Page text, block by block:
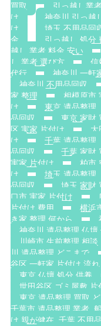
買取
引っ越し業
け
神奈川 引っ越
け
埼玉 不用品回
金
引っ越し 処分
越し 業者 料金 安い
し 業者 選び方
信
代行
神奈川 一軒
神奈川 不用品回収
家 整理
相模原市
け
東京 遺品整理
品回収
東京 家財
区 実家 片付け
大
け
千葉 遺品整理
品回収
千葉 家財
実家 片付け
柏市
け
埼玉 遺品整理
品回収
埼玉 家財
口市 実家 片付け
片付け 費用
横浜
き家 整理 何から
神奈川 遺品整理 仏壇
川崎市 生前整理 相談
川 遺品整理 どこまで
谷区 一軒家 片付け 流れ
東京 仏壇 処分 供養
世田谷区 ゴミ屋敷 片
東京 遺品整理 買取
千葉市 遺品整理 業者.
け 親が健在. 千葉 不用